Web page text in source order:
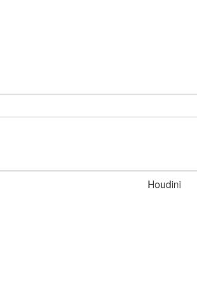
Houdini